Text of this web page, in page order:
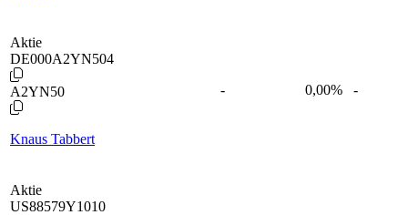
Aktie
DE000A2YN504
A2YN50
Knaus Tabbert
- 0,00% -
Aktie
US88579Y1010